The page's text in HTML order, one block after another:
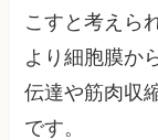
こすと考えら
より細胞膜か
伝達や筋肉収
です。